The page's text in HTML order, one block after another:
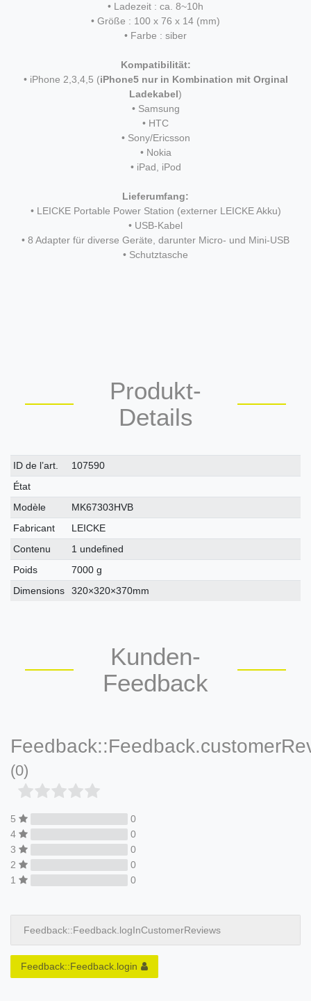
• Ladezeit : ca. 8~10h
• Größe : 100 x 76 x 14 (mm)
• Farbe : siber
Kompatibilität:
• iPhone 2,3,4,5 (iPhone5 nur in Kombination mit Orginal
Ladekabel)
• Samsung
• HTC
• Sony/Ericsson
• Nokia
• iPad, iPod
Lieferumfang:
• LEICKE Portable Power Station (externer LEICKE Akku)
• USB-Kabel
• 8 Adapter für diverse Geräte, darunter Micro- und Mini-USB
• Schutztasche
Produkt-
Details
Caractéristique
technique
Valeur
ID de l’art.
107590
État
Modèle
MK67303HVB
Fabricant
LEICKE
Contenu
1 undefined
Poids
7000 g
Dimensions
320×320×370mm
Kunden-
Feedback
(0)
5
0
4
0
3
0
2
0
1
0
Feedback::Feedback.logInCustomerReviews
Feedback::Feedback.login